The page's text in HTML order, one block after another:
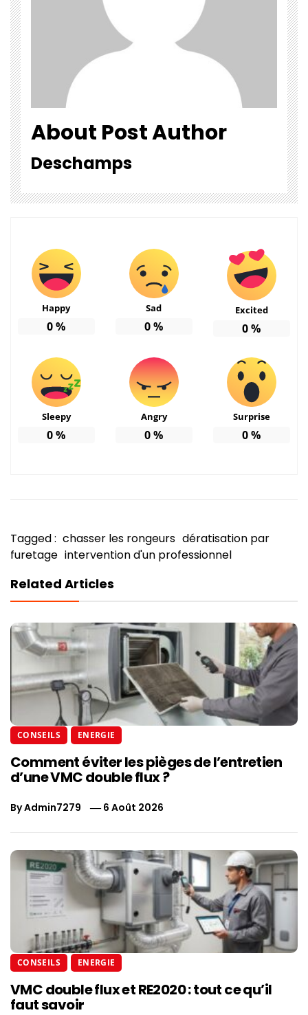
About Post Author
Deschamps
Happy
0%
Sad
0%
Excited
0%
Sleepy
0%
Angry
0%
Surprise
0%
Tagged : chasser les rongeurs dératisation par
furetage intervention d'un professionnel
Related Articles
CONSEILS ENERGIE
Comment éviter les pièges de l’entretien
d’une VMC double flux ?
ByAdmin7279 6 Août 2026
CONSEILS ENERGIE
VMC double flux et RE2020 : tout ce qu’il
faut savoir